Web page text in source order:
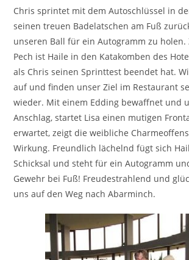
Chris sprintet mit dem Autoschlüssel in
seinen treuen Badelatschen am Fuß
unseren Ball für ein Autogramm zu holen.
Pech ist Haile in den Katakomben des
als Chris seinen Sprinttest beendet hat.
auf und finden unser Ziel im Restaurant
wieder. Mit einem Edding bewaffnet und
Anschlag, startet Lisa einen mutigen
erwartet, zeigt die weibliche
Wirkung. Freundlich lächelnd fügt sich
Schicksal und steht für ein Autogramm
Gewehr bei Fuß! Freudestrahlend und
uns auf den Weg nach Abarminch.